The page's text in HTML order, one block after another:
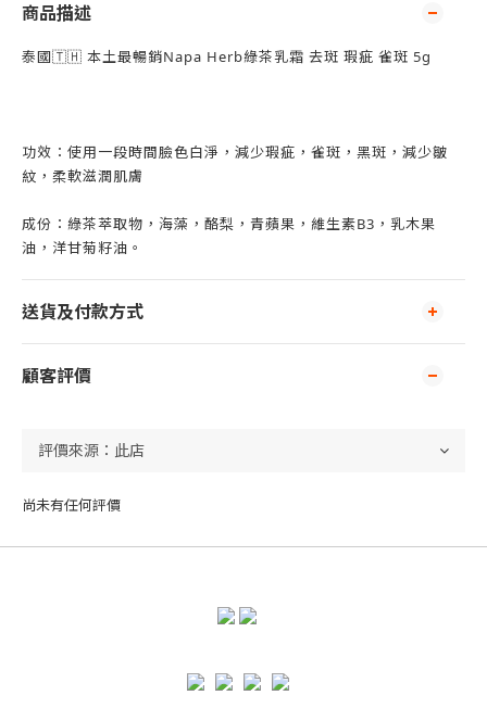
商品描述
泰國🇹🇭 本土最暢銷Napa Herb綠茶乳霜 去斑 瑕疵 雀斑 5g
功效：使用一段時間臉色白淨，減少瑕疵，雀斑，黑斑，減少皺
紋，柔軟滋潤肌膚
成份：綠茶萃取物，海藻，酪梨，青蘋果，維生素B3，乳木果
油，洋甘菊籽油。
送貨及付款方式
顧客評價
尚未有任何評價